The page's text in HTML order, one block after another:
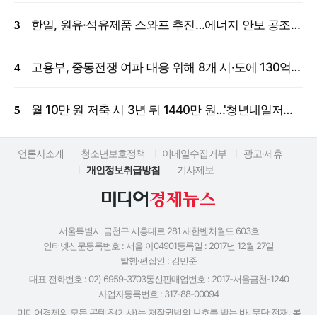
한일, 원유·석유제품 스와프 추진…에너지 안보 공조 강화
고용부, 중동전쟁 여파 대응 위해 8개 시·도에 130억 원 긴급 투입
월 10만 원 저축 시 3년 뒤 1440만 원…'청년내일저축계좌' 신규 모집
언론사소개 청소년보호정책 이메일수집거부
광고·제휴
개인정보취급방침
기사제보
서울특별시 금천구 시흥대로 281 새한벤처월드 603호
인터넷신문등록번호 : 서울 아04901등록일 : 2017년 12월 27일
발행·편집인 : 김민준
대표 전화번호 : 02) 6959-3703통신판매업번호 : 2017-서울금천-1240
사업자등록번호 : 317-88-00094
미디어경제의 모든 콘텐츠(기사)는 저작권법의 보호를 받는 바, 무단 전재. 복